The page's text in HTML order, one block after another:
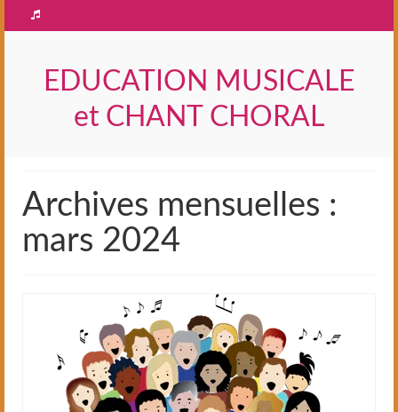
EDUCATION MUSICALE
et CHANT CHORAL
Archives mensuelles :
mars 2024